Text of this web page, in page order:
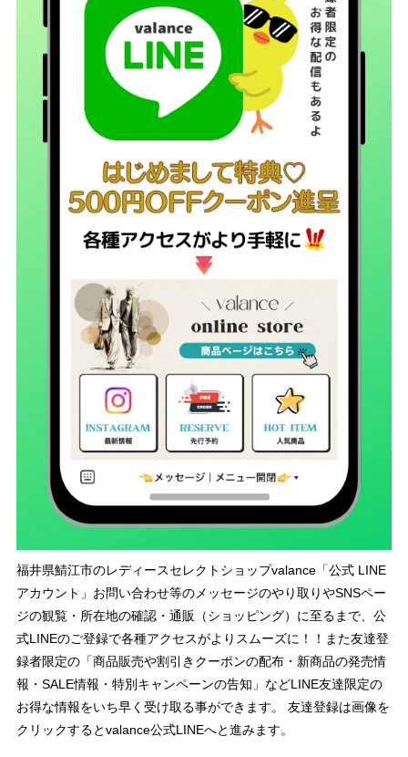
福井県鯖江市のレディースセレクトショップvalance「公式 LINE
アカウント」お問い合わせ等のメッセージのやり取りやSNSペー
ジの観覧・所在地の確認・通販（ショッピング）に至るまで、公
式LINEのご登録で各種アクセスがよりスムーズに！！また友達登
録者限定の「商品販売や割引きクーポンの配布・新商品の発売情
報・SALE情報・特別キャンペーンの告知」などLINE友達限定の
お得な情報をいち早く受け取る事ができます。 友達登録は画像を
クリックするとvalance公式LINEへと進みます。